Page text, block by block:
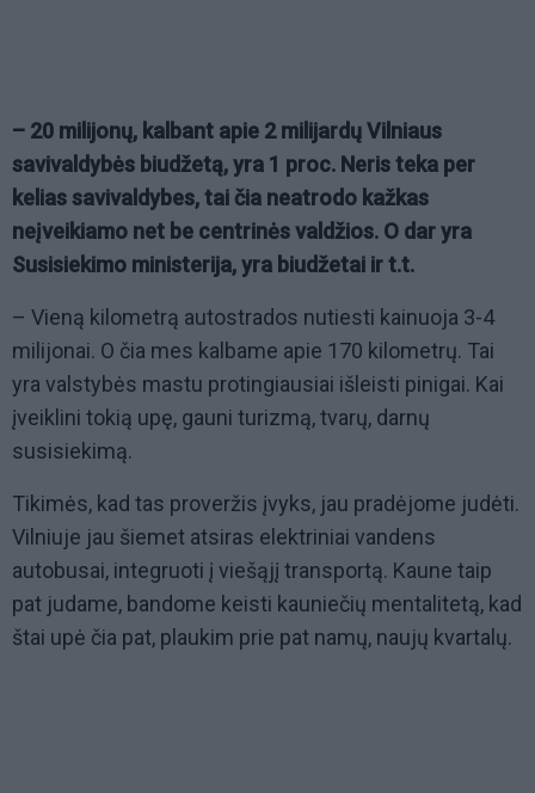
– 20 milijonų, kalbant apie 2 milijardų Vilniaus
savivaldybės biudžetą, yra 1 proc. Neris teka per
kelias savivaldybes, tai čia neatrodo kažkas
neįveikiamo net be centrinės valdžios. O dar yra
Susisiekimo ministerija, yra biudžetai ir t.t.
– Vieną kilometrą autostrados nutiesti kainuoja 3-4
milijonai. O čia mes kalbame apie 170 kilometrų. Tai
yra valstybės mastu protingiausiai išleisti pinigai. Kai
įveiklini tokią upę, gauni turizmą, tvarų, darnų
susisiekimą.
Tikimės, kad tas proveržis įvyks, jau pradėjome judėti.
Vilniuje jau šiemet atsiras elektriniai vandens
autobusai, integruoti į viešąjį transportą. Kaune taip
pat judame, bandome keisti kauniečių mentalitetą, kad
štai upė čia pat, plaukim prie pat namų, naujų kvartalų.